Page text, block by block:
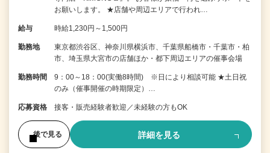
お願いします。 ★店舗や周辺エリアで行われ…
給与 時給1,230円～1,500円
勤務地
東京都渋谷区、神奈川県横浜市、千葉県船橋市・千葉市・柏
市、埼玉県大宮市の店舗ほか・都下周辺エリアの催事会場
勤務時間
9：00～18：00(実働8時間) ※日により相談可能 ★土日祝
のみ（催事開催の時期限定）…
応募資格 接客・販売経験者歓迎／未経験の方もOK
後で見る 詳細を見る